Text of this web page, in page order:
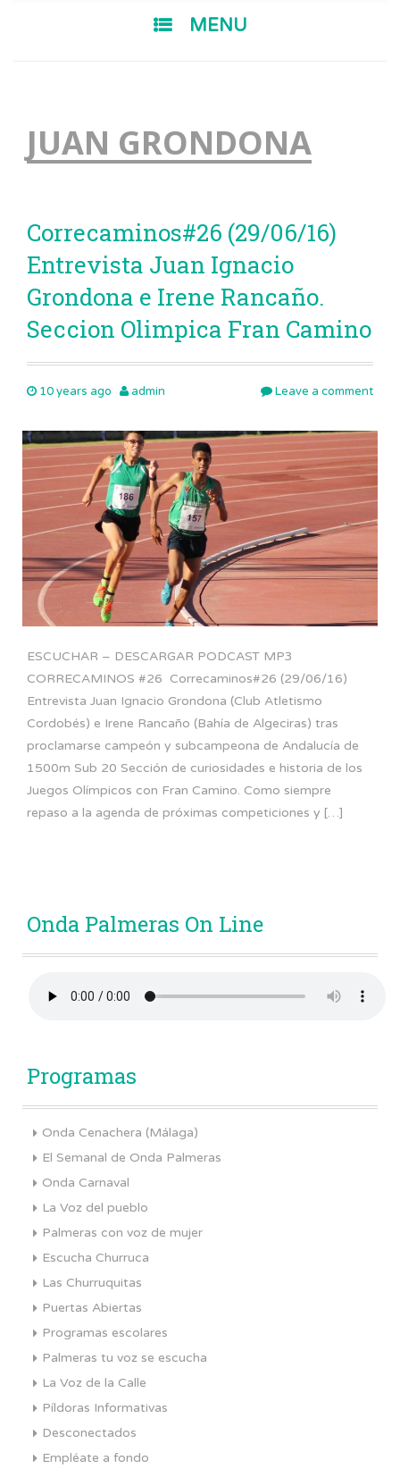
MENU
JUAN GRONDONA
Correcaminos#26 (29/06/16)
Entrevista Juan Ignacio
Grondona e Irene Rancaño.
Seccion Olimpica Fran Camino
10 years ago admin Leave a comment
ESCUCHAR – DESCARGAR PODCAST MP3
CORRECAMINOS #26 Correcaminos#26 (29/06/16)
Entrevista Juan Ignacio Grondona (Club Atletismo
Cordobés) e Irene Rancaño (Bahía de Algeciras) tras
proclamarse campeón y subcampeona de Andalucía de
1500m Sub 20 Sección de curiosidades e historia de los
Juegos Olímpicos con Fran Camino. Como siempre
repaso a la agenda de próximas competiciones y […]
Onda Palmeras On Line
Programas
Onda Cenachera (Málaga)
El Semanal de Onda Palmeras
Onda Carnaval
La Voz del pueblo
Palmeras con voz de mujer
Escucha Churruca
Las Churruquitas
Puertas Abiertas
Programas escolares
Palmeras tu voz se escucha
La Voz de la Calle
Píldoras Informativas
Desconectados
Empléate a fondo